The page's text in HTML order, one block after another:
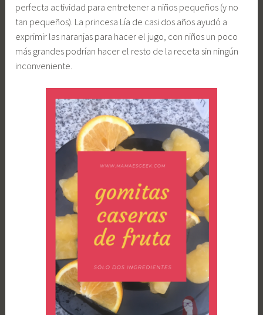
perfecta actividad para entretener a niños pequeños (y no
tan pequeños). La princesa Lía de casi dos años ayudó a
exprimir las naranjas para hacer el jugo, con niños un poco
más grandes podrían hacer el resto de la receta sin ningún
inconveniente.